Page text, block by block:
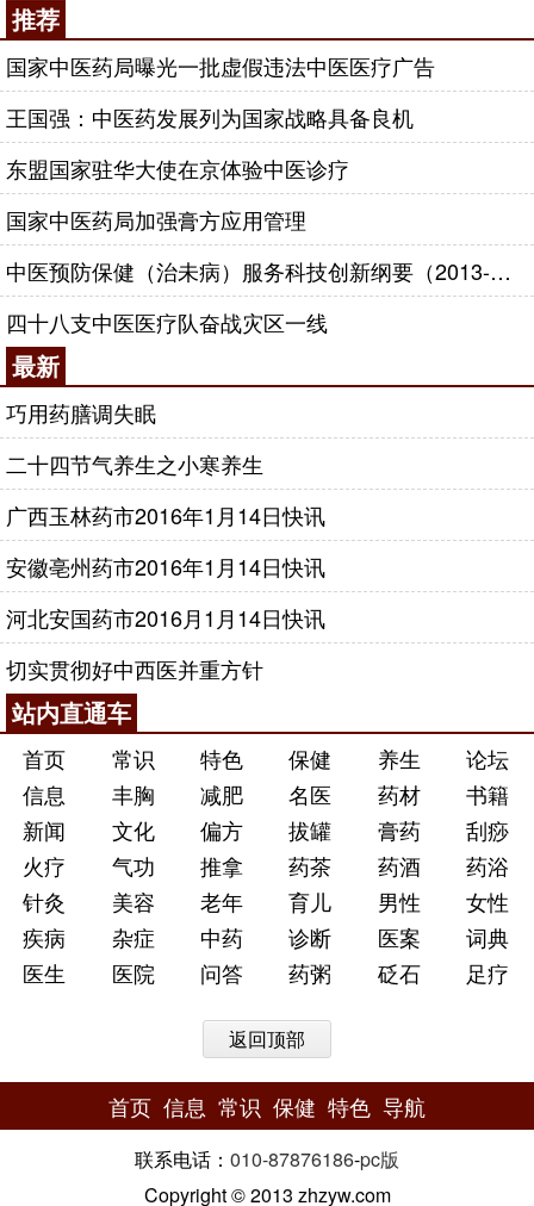
推荐
国家中医药局曝光一批虚假违法中医医疗广告
王国强：中医药发展列为国家战略具备良机
东盟国家驻华大使在京体验中医诊疗
国家中医药局加强膏方应用管理
中医预防保健（治未病）服务科技创新纲要（2013-2020年）
四十八支中医医疗队奋战灾区一线
最新
巧用药膳调失眠
二十四节气养生之小寒养生
广西玉林药市2016年1月14日快讯
安徽亳州药市2016年1月14日快讯
河北安国药市2016月1月14日快讯
切实贯彻好中西医并重方针
站内直通车
首页 常识 特色 保健 养生
论坛
信息
丰胸 减肥 名医 药材
书籍
新闻
文化 偏方 拔罐 膏药
刮痧
火疗
气功 推拿 药茶 药酒
药浴
针灸
美容 老年 育儿 男性
女性
疾病
杂症 中药 诊断 医案
词典
医生
医院 问答 药粥 砭石 足疗
返回顶部
首页 信息 常识 保健 特色 导航
联系电话： 010-87876186-pc版
Copyright © 2013 zhzyw.com